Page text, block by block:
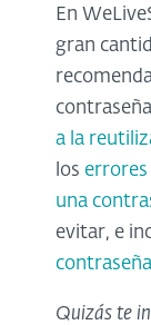
En
gran
a la
los errores
una
evitar, e
Quizás te